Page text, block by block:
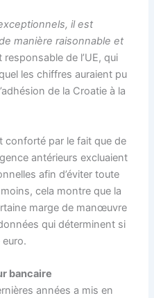
il est
manière raisonnable et
responsable de l’UE, qui
les chiffres auraient pu
de la Croatie à la
conforté par le fait que de
antérieurs excluaient
afin d’éviter toute
cela montre que la
marge de manœuvre
qui déterminent si
bancaire
années a mis en